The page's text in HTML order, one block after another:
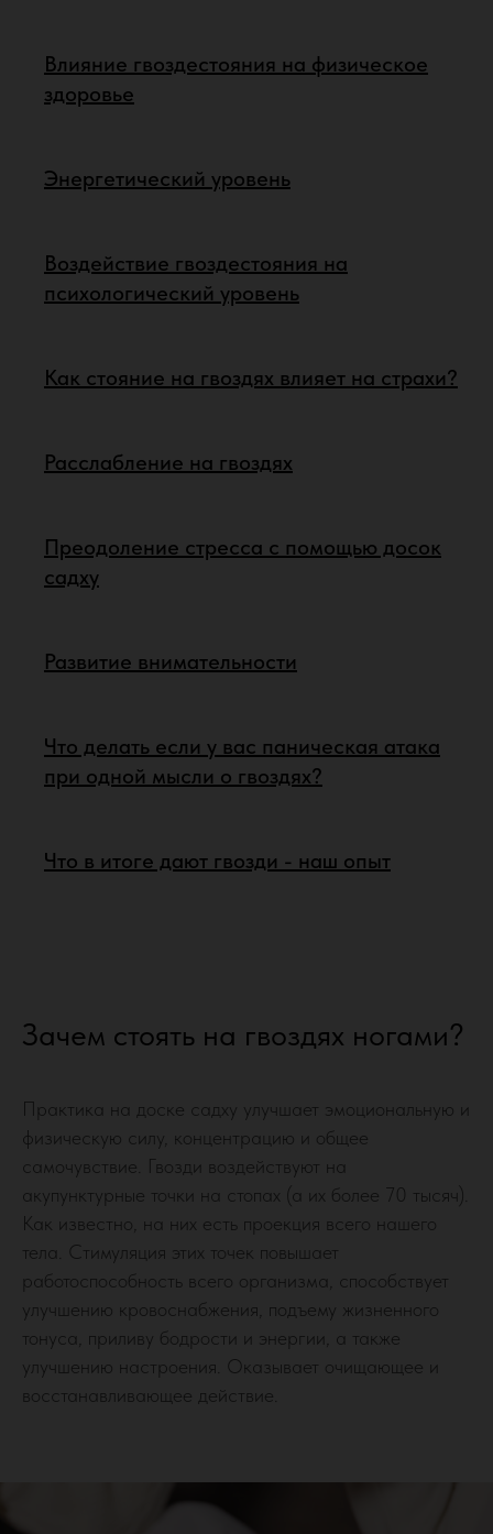
Влияние гвоздестояния на физическое
здоровье
Энергетический уровень
Воздействие гвоздестояния на
психологический уровень
Как стояние на гвоздях влияет на страхи?
Расслабление на гвоздях
Преодоление стресса с помощью досок
садху
Развитие внимательности
Что делать если у вас паническая атака
при одной мысли о гвоздях?
Что в итоге дают гвозди - наш опыт
Зачем стоять на гвоздях ногами?
Практика на доске садху улучшает эмоциональную и
физическую силу, концентрацию и общее
самочувствие. Гвозди воздействуют на
акупунктурные точки на стопах (а их более 70 тысяч).
Как известно, на них есть проекция всего нашего
тела. Стимуляция этих точек повышает
работоспособность всего организма, способствует
улучшению кровоснабжения, подъему жизненного
тонуса, приливу бодрости и энергии, а также
улучшению настроения. Оказывает очищающее и
восстанавливающее действие.